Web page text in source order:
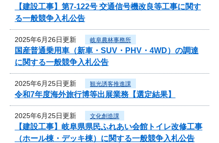
【建設工事】第7-122号 交通信号機改良等工事に関す
る一般競争入札公告
2025年6月26日更新 岐阜農林事務所
国産普通乗用車（新車・SUV・PHV・4WD）の調達
に関する一般競争入札公告
2025年6月25日更新 観光誘客推進課
令和7年度海外旅行博等出展業務【選定結果】
2025年6月25日更新 文化創造課
【建設工事】岐阜県県民ふれあい会館トイレ改修工事
（ホール棟・デッキ棟）に関する一般競争入札公告